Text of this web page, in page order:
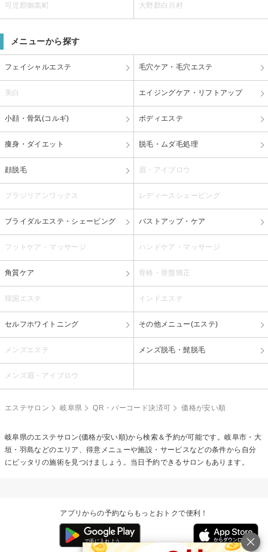
可児郡御嵩町 大野郡白川村
メニューから探す
フェイシャルエステ 毛穴ケア・毛穴エステ
美白 エイジングケア・リフトアップ
小顔・骨気(コルギ) ボディエステ
痩身・ダイエット 脱毛・ムダ毛処理
顔脱毛 眉・アイブロウ
ブラジリアンワックス レディースシェービング
ブライダルエステ・シェービング バストアップ・ケア
フットケア・マッサージ ハンドケア・マッサージ
角質ケア 骨格・骨盤矯正
韓国エステ インドエステ
セルフホワイトニング その他メニュー(エステ)
メンズエステ メンズ脱毛・髭脱毛
メンズ眉・アイブロウ
エステサロン 岐阜県 QR・バーコード決済可 価格が安い順
岐阜県のエステサロン(価格が安い順)から検索＆予約が可能です。岐阜市・大
垣・羽島などのエリア、得意メニューや施設・サービスなどの条件から自分
にピッタリの施術を見つけましょう。当日予約できるサロンもあります。
アプリからの予約ならもっとおトクで便利！